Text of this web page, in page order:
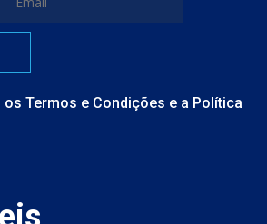
osTermos e Condições e a Política